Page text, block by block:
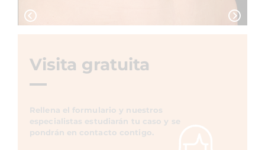
Visita gratuita
Rellena el formulario y nuestros
especialistas estudiarán tu caso y se
pondrán en contacto contigo.